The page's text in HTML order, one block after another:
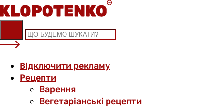
Skip
to
content
Відключити рекламу
Рецепти
Варення
Вегетаріанські рецепти